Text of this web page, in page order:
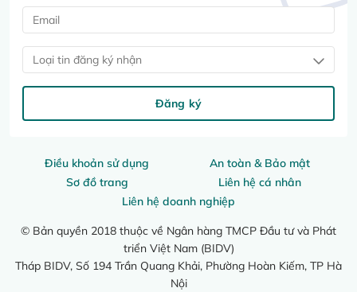
Điều khoản sử dụng
An toàn & Bảo mật
Sơ đồ trang
Liên hệ cá nhân
Liên hệ doanh nghiệp
© Bản quyền 2018 thuộc về Ngân hàng TMCP Đầu tư và Phát
triển Việt Nam (BIDV)
Tháp BIDV, Số 194 Trần Quang Khải, Phường Hoàn Kiếm, TP Hà
Nội
Loại tin đăng ký nhận
Đăng ký